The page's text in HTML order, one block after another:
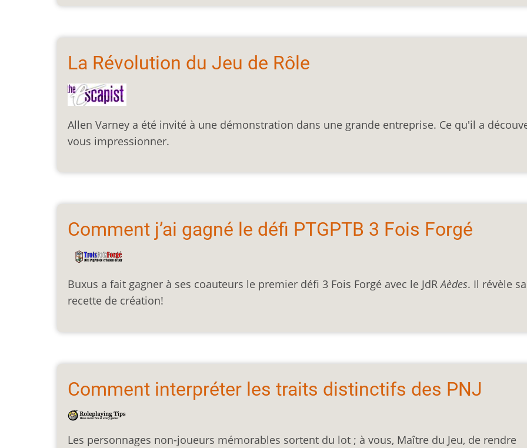
La Révolution du Jeu de Rôle
Allen Varney a été invité à une démonstration dans une grande entreprise. Ce qu'il a
vous impressionner.
Comment j’ai gagné le défi PTGPTB 3 Fois Forgé
Buxus a fait gagner à ses coauteurs le premier défi 3 Fois Forgé avec le JdRAèdes. Il révèle sa
recette de création!
Comment interpréter les traits distinctifs des PNJ
Les personnages non-joueurs mémorables sortent du lot ; à vous, Maître du Jeu, de rendre